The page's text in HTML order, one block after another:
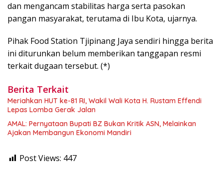
dan mengancam stabilitas harga serta pasokan
pangan masyarakat, terutama di Ibu Kota, ujarnya.
Pihak Food Station Tjipinang Jaya sendiri hingga berita
ini diturunkan belum memberikan tanggapan resmi
terkait dugaan tersebut. (*)
Berita Terkait
Meriahkan HUT ke-81 RI, Wakil Wali Kota H. Rustam Effendi
Lepas Lomba Gerak Jalan
AMAL: Pernyataan Bupati BZ Bukan Kritik ASN, Melainkan
Ajakan Membangun Ekonomi Mandiri
Post Views: 447